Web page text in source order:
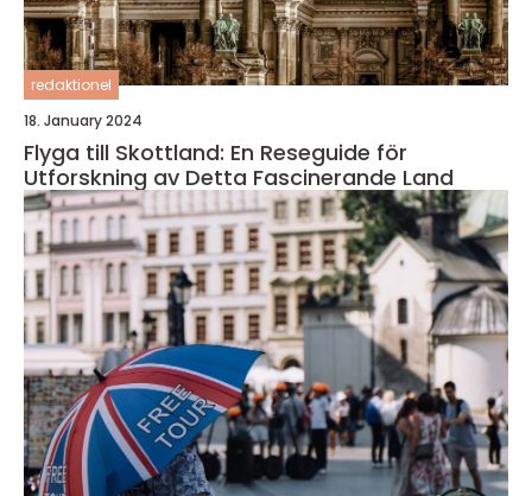
redaktionel
18. January 2024
Flyga till Skottland: En Reseguide för
Utforskning av Detta Fascinerande Land